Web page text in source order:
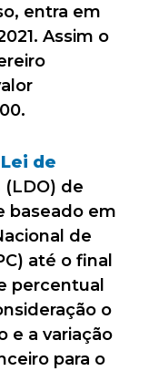
entra em
Assim o
Lei de
(LDO) de
baseado em
de
até o final
percentual
o
e a variação
para o